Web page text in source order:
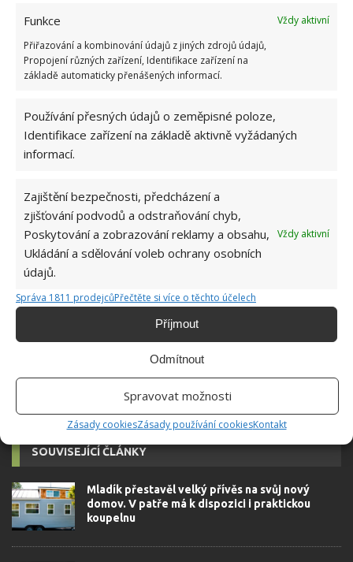
Funkce
Vždy aktivní
Přiřazování a kombinování údajů z jiných zdrojů údajů,
Propojení různých zařízení, Identifikace zařízení na
základě automaticky přenášených informací.
Používání přesných údajů o zeměpisné poloze,
Identifikace zařízení na základě aktivně vyžádaných
informací.
Zajištění bezpečnosti, předcházení a
zjišťování podvodů a odstraňování chyb,
Poskytování a zobrazování reklamy a obsahu,
Ukládání a sdělování voleb ochrany osobních
údajů.
Vždy aktivní
Správa 1811 prodejcůPřečtěte si více o těchto účelech
Příjmout
Odmítnout
Spravovat možnosti
Zásady cookiesZásady používání cookiesKontakt
CHALET DŮM PŘESTAVBA RUINA
KOMENTOVAT
Jiří Kolář
univerzity, který je již od malička
velkým kutilem. V podstatě vše, co je
možné najít v j...
SOUVISEJÍCÍ ČLÁNKY
Mladík přestavěl velký přívěs na svůj nový
domov. V patře má k dispozici i praktickou
koupelnu